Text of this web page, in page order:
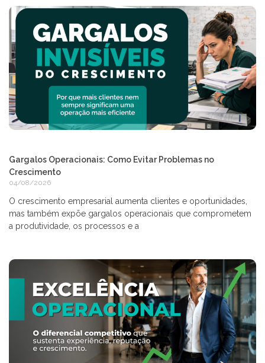
Gargalos Operacionais: Como Evitar Problemas no
Crescimento
04/08/2026
O crescimento empresarial aumenta clientes e oportunidades,
mas também expõe gargalos operacionais que comprometem
a produtividade, os processos e a